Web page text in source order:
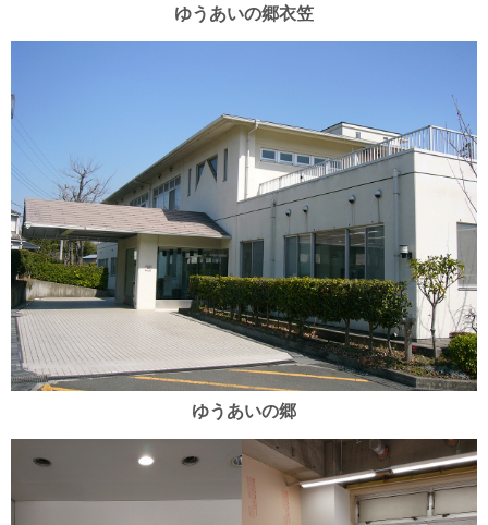
ゆうあいの郷衣笠
ゆうあいの郷